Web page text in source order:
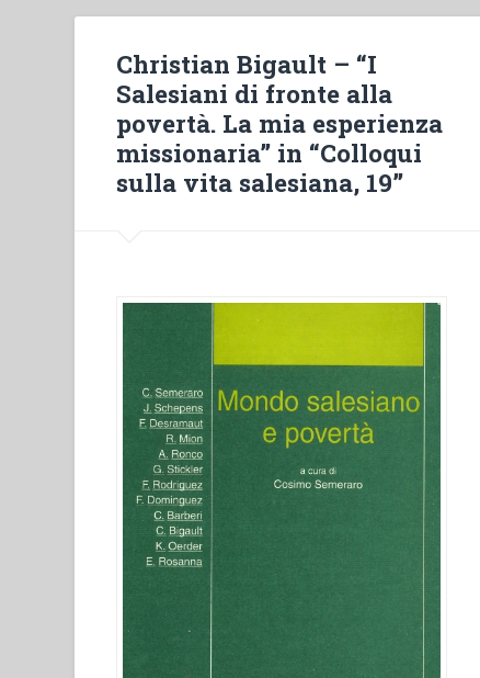
âge
dans
l’experience
salésienne”
Christian Bigault – “I
Salesiani di fronte alla
povertà. La mia esperienza
missionaria” in “Colloqui
sulla vita salesiana, 19”